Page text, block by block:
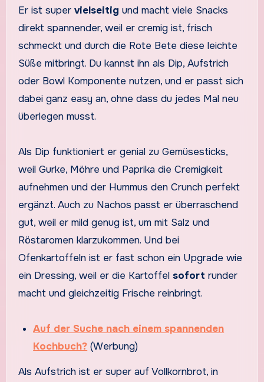
Er ist super vielseitig und macht viele Snacks
direkt spannender, weil er cremig ist, frisch
schmeckt und durch die Rote Bete diese leichte
Süße mitbringt. Du kannst ihn als Dip, Aufstrich
oder Bowl Komponente nutzen, und er passt sich
dabei ganz easy an, ohne dass du jedes Mal neu
überlegen musst.
Als Dip funktioniert er genial zu Gemüsesticks,
weil Gurke, Möhre und Paprika die Cremigkeit
aufnehmen und der Hummus den Crunch perfekt
ergänzt. Auch zu Nachos passt er überraschend
gut, weil er mild genug ist, um mit Salz und
Röstaromen klarzukommen. Und bei
Ofenkartoffeln ist er fast schon ein Upgrade wie
ein Dressing, weil er die Kartoffel sofort runder
macht und gleichzeitig Frische reinbringt.
Auf der Suche nach einem spannenden
Kochbuch? (Werbung)
Als Aufstrich ist er super auf Vollkornbrot, in